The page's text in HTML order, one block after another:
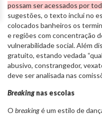
possam ser acessados por
sugestões, o texto inclui no
colocados banheiros os
e regiões com concentração
vulnerabilidade social. Além
gratuito, estando vedada
abusivo, constrangedor,
deve ser analisada nas
Breakingnas escolas
O breakingé um estilo de